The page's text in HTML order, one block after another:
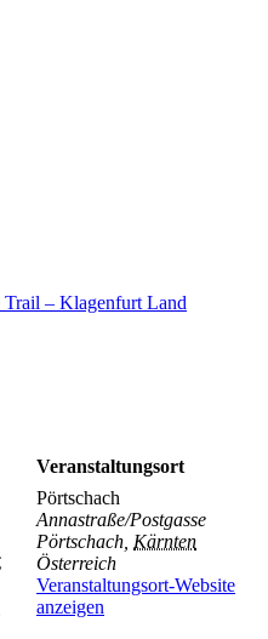
Trail – Klagenfurt Land
Veranstaltungsort
Pörtschach
Annastraße/Postgasse
Pörtschach Kärnten
Österreich
Veranstaltungsort-Website
anzeigen